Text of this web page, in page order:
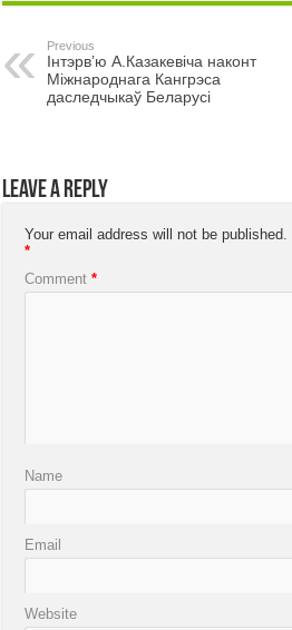
Previous
Інтэрв’ю А.Казакевіча наконт
Міжнароднага Кангрэса
даследчыкаў Беларусі
Leave a Reply
Your email address will not be published.
*
Comment*
Name
Email
Website